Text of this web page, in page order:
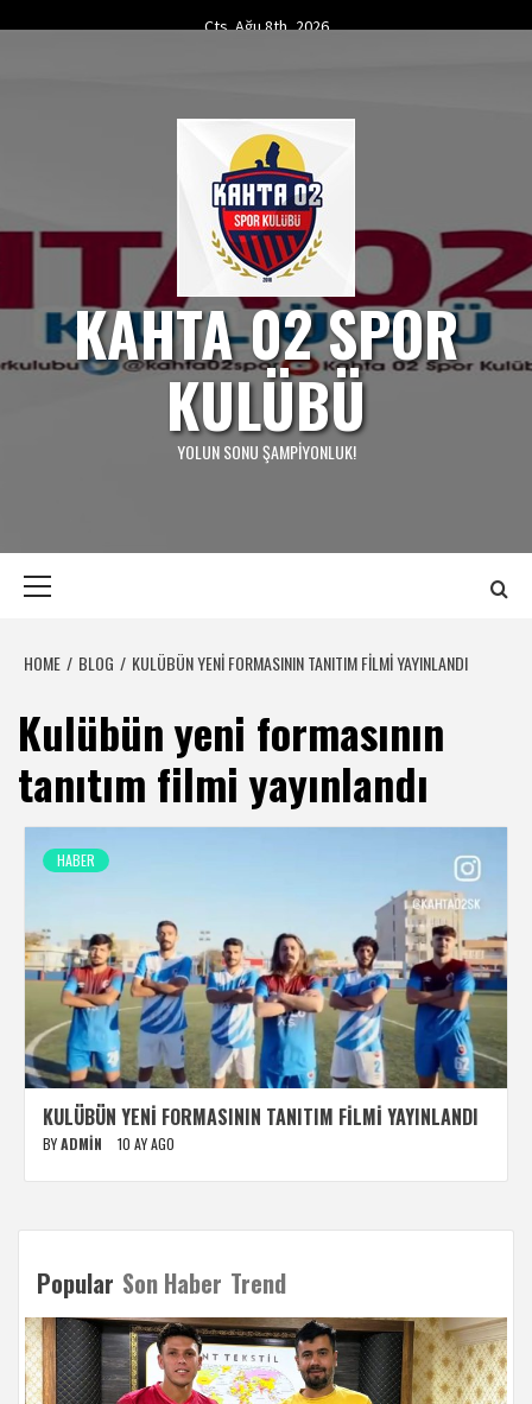
Cts. Ağu 8th, 2026
KAHTA 02 SPOR
KULÜBÜ
YOLUN SONU ŞAMPIYONLUK!
HOME BLOG KULÜBÜN YENI FORMASININ TANITIM FILMI YAYINLANDI
Kulübün yeni formasının
tanıtım filmi yayınlandı
HABER
KULÜBÜN YENI FORMASININ TANITIM FILMI YAYINLANDI
BYADMIN 10 AY AGO
Popular Son Haber Trend